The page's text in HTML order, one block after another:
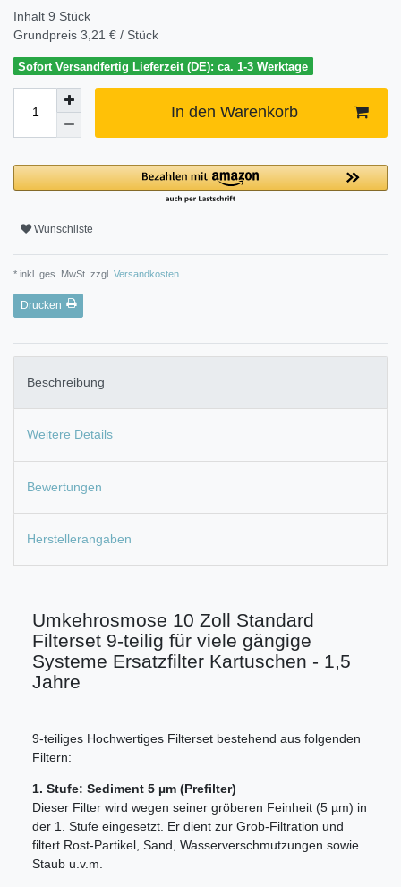
Inhalt 9 Stück
Grundpreis 3,21 € / Stück
Sofort Versandfertig Lieferzeit (DE): ca. 1-3 Werktage
In den Warenkorb
Wunschliste
* inkl. ges. MwSt. zzgl. Versandkosten
Drucken
Beschreibung
Weitere Details
Bewertungen
Herstellerangaben
Umkehrosmose 10 Zoll Standard
Filterset 9-teilig für viele gängige
Systeme Ersatzfilter Kartuschen - 1,5
Jahre
9-teiliges Hochwertiges Filterset bestehend aus folgenden
Filtern:
1. Stufe: Sediment 5 µm (Prefilter)
Dieser Filter wird wegen seiner gröberen Feinheit (5 µm) in
der 1. Stufe eingesetzt. Er dient zur Grob-Filtration und
filtert Rost-Partikel, Sand, Wasserverschmutzungen sowie
Staub u.v.m.